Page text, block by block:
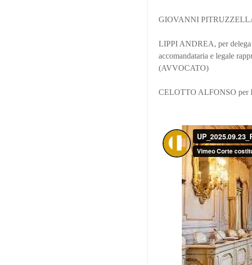
GIOVANNI
LIPPI ANDREA, per
accomandataria e legale
(AVVOCATO)
CELOTTO ALFONSO per